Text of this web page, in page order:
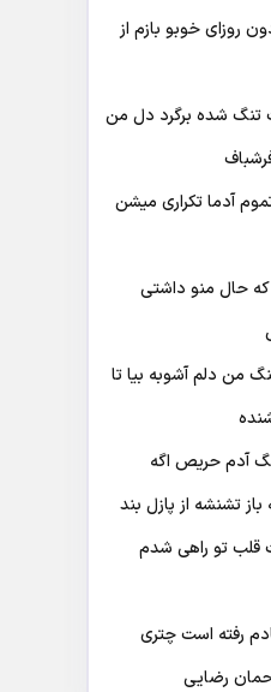
روزای خوبو بازم از
تنگ شده برگرد دل من
آدما تکراری میشن
ﺣﺎل ﻣﻨﻮ داﺷﺘﻰ
من دلم آشوبه بیا تا
آدم حریص اگه
تشنشه از پازل بند
قلب تو راهی شدم
رفته است چتری
رضایی